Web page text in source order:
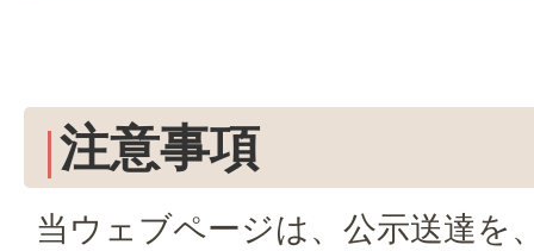
注意事項
当ウェブページは、公示送達を